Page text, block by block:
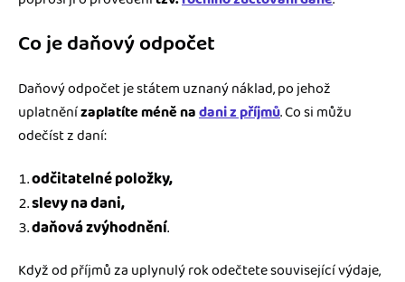
Co je daňový odpočet
Daňový odpočet je státem uznaný náklad, po jehož
uplatněnízaplatíte méně nadani z příjmů. Co si můžu
odečíst z daní:
odčitatelné položky,
slevy na dani,
daňová zvýhodnění.
Když od příjmů za uplynulý rok odečtete související výdaje,